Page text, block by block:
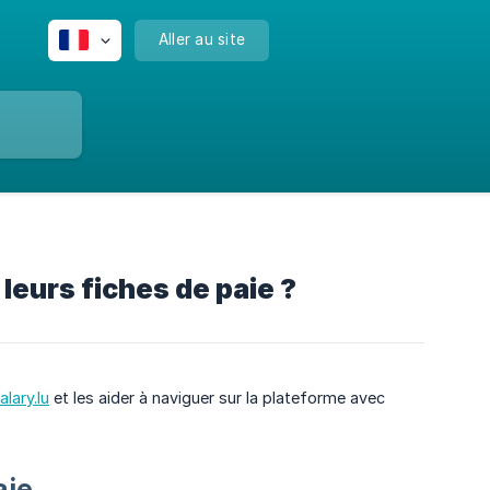
Aller au site
fiches de paie ?
et les aider à naviguer sur la plateforme avec